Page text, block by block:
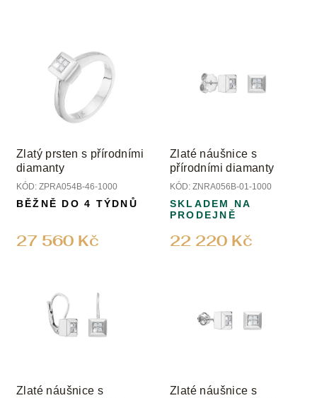
Zlatý prsten s přírodními
diamanty
KÓD: ZPRA054B-46-1000
27 560 Kč
BĚŽNĚ DO 4 TÝDNŮ
Zlaté náušnice s
přírodními diamanty
KÓD: ZNRA056B-01-1000
22 220 Kč
SKLADEM NA
PRODEJNĚ
Zlaté náušnice s
Zlaté náušnice s